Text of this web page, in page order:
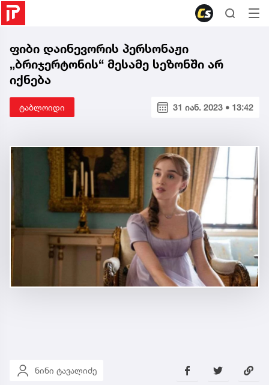
ფიბი დაინევორის პერსონაჟი
„ბრიჯერტონის“ მესამე სეზონში არ
იქნება
ტაბლოიდი 31 იან. 2023 • 13:42
ნინი ტავალიძე